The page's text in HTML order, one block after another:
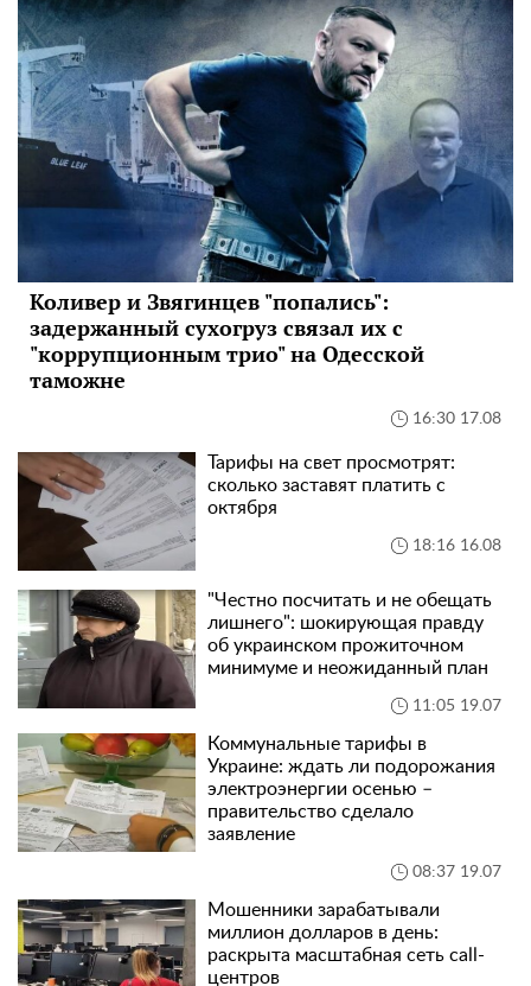
Коливер и Звягинцев "попались":
задержанный сухогруз связал их с
"коррупционным трио" на Одесской
таможне
16:30 17.08
Тарифы на свет просмотрят:
сколько заставят платить с
октября
18:16 16.08
"Честно посчитать и не обещать
лишнего": шокирующая правду
об украинском прожиточном
минимуме и неожиданный план
11:05 19.07
Коммунальные тарифы в
Украине: ждать ли подорожания
электроэнергии осенью –
правительство сделало
заявление
08:37 19.07
Мошенники зарабатывали
миллион долларов в день:
раскрыта масштабная сеть call-
центров